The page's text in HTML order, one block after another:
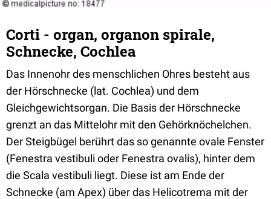
Corti - organ, organon spirale,
Schnecke, Cochlea
Das Innenohr des menschlichen Ohres besteht aus
der Hörschnecke (lat. Cochlea) und dem
Gleichgewichtsorgan. Die Basis der Hörschnecke
grenzt an das Mittelohr mit den Gehörknöchelchen.
Der Steigbügel berührt das so genannte ovale Fenster
(Fenestra vestibuli oder Fenestra ovalis), hinter dem
die Scala vestibuli liegt. Diese ist am Ende der
Schnecke (am Apex) über das Helicotrema mit der